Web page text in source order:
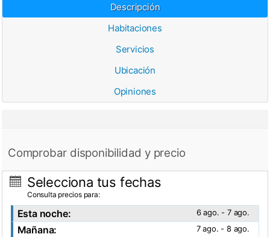
Descripción
Habitaciones
Servicios
Ubicación
Opiniones
Comprobar disponibilidad y precio
Selecciona tus fechas
Consulta precios para:
Esta noche: 6 ago. - 7 ago.
Mañana: 7 ago. - 8 ago.